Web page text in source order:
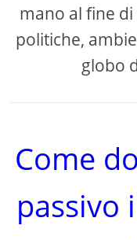
mano al fine
politiche,
globo
Come
passivo